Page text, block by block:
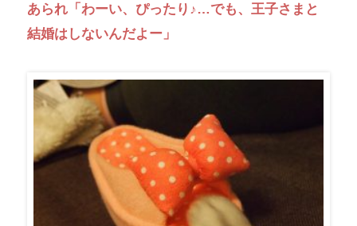
あられ「わーい、ぴったり♪…でも、王子さまと
結婚はしないんだよー」